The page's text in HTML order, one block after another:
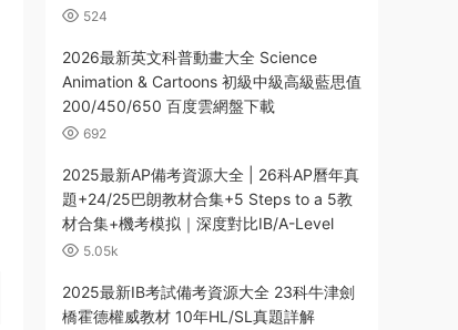
524
2026最新英文科普動畫大全 Science
Animation & Cartoons 初級中級高級藍思值
200/450/650 百度雲網盤下載
692
2025最新AP備考資源大全 | 26科AP曆年真
題+24/25巴朗教材合集+5 Steps to a 5教
材合集+機考模拟｜深度對比IB/A-Level
5.05k
2025最新IB考試備考資源大全 23科牛津劍
橋霍德權威教材 10年HL/SL真題詳解